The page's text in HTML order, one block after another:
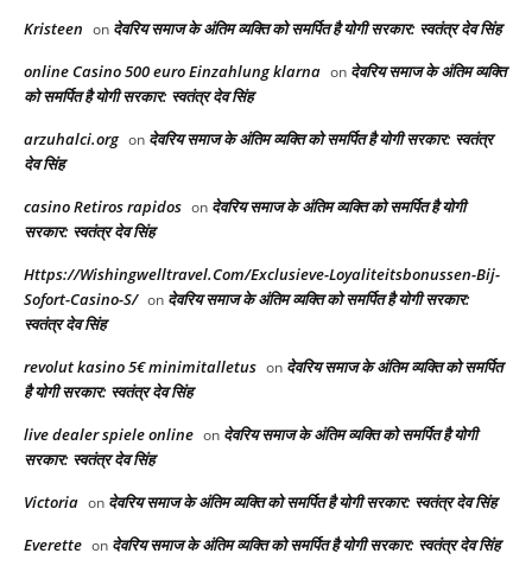
Kristeen on देवरिय समाज के अंतिम व्यक्ति को समर्पित है योगी सरकार: स्वतंत्र देव सिंह
online Casino 500 euro Einzahlung klarna on देवरिय समाज के अंतिम व्यक्ति
को समर्पित है योगी सरकार: स्वतंत्र देव सिंह
arzuhalci.org on देवरिय समाज के अंतिम व्यक्ति को समर्पित है योगी सरकार: स्वतंत्र
देव सिंह
casino Retiros rapidos on देवरिय समाज के अंतिम व्यक्ति को समर्पित है योगी
सरकार: स्वतंत्र देव सिंह
Https://Wishingwelltravel.Com/Exclusieve-Loyaliteitsbonussen-Bij-
Sofort-Casino-S/ on देवरिय समाज के अंतिम व्यक्ति को समर्पित है योगी सरकार:
स्वतंत्र देव सिंह
revolut kasino 5€ minimitalletus on देवरिय समाज के अंतिम व्यक्ति को समर्पित
है योगी सरकार: स्वतंत्र देव सिंह
live dealer spiele online on देवरिय समाज के अंतिम व्यक्ति को समर्पित है योगी
सरकार: स्वतंत्र देव सिंह
Victoria on देवरिय समाज के अंतिम व्यक्ति को समर्पित है योगी सरकार: स्वतंत्र देव सिंह
Everette on देवरिय समाज के अंतिम व्यक्ति को समर्पित है योगी सरकार: स्वतंत्र देव सिंह